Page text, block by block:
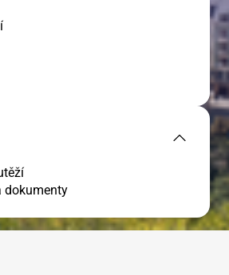
dokumenty